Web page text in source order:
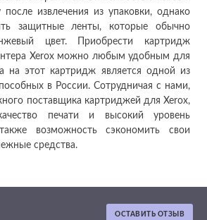
после извлечения из упаковки, однако
защитные ленты, которые обычно
цвет. Приобрести картридж
Xerox можно любым удобным для
на этот картридж является одной из
в России. Сотрудничая с нами,
поставщика картриджей для Xerox,
печати и высокий уровень
возможность сэкономить свои
средства.
ОСТАВИТЬ ОТЗЫВ